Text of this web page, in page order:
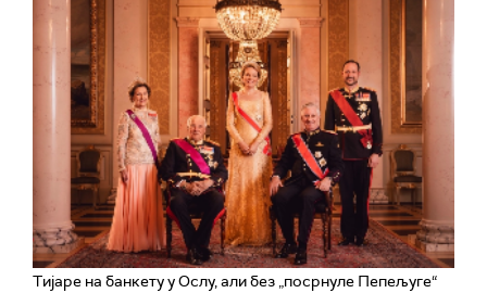
Тијаре на банкету у Ослу, али без „посрнуле Пепељуге“